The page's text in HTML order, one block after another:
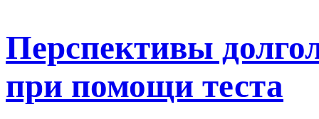
Перспективы
при помощи теста